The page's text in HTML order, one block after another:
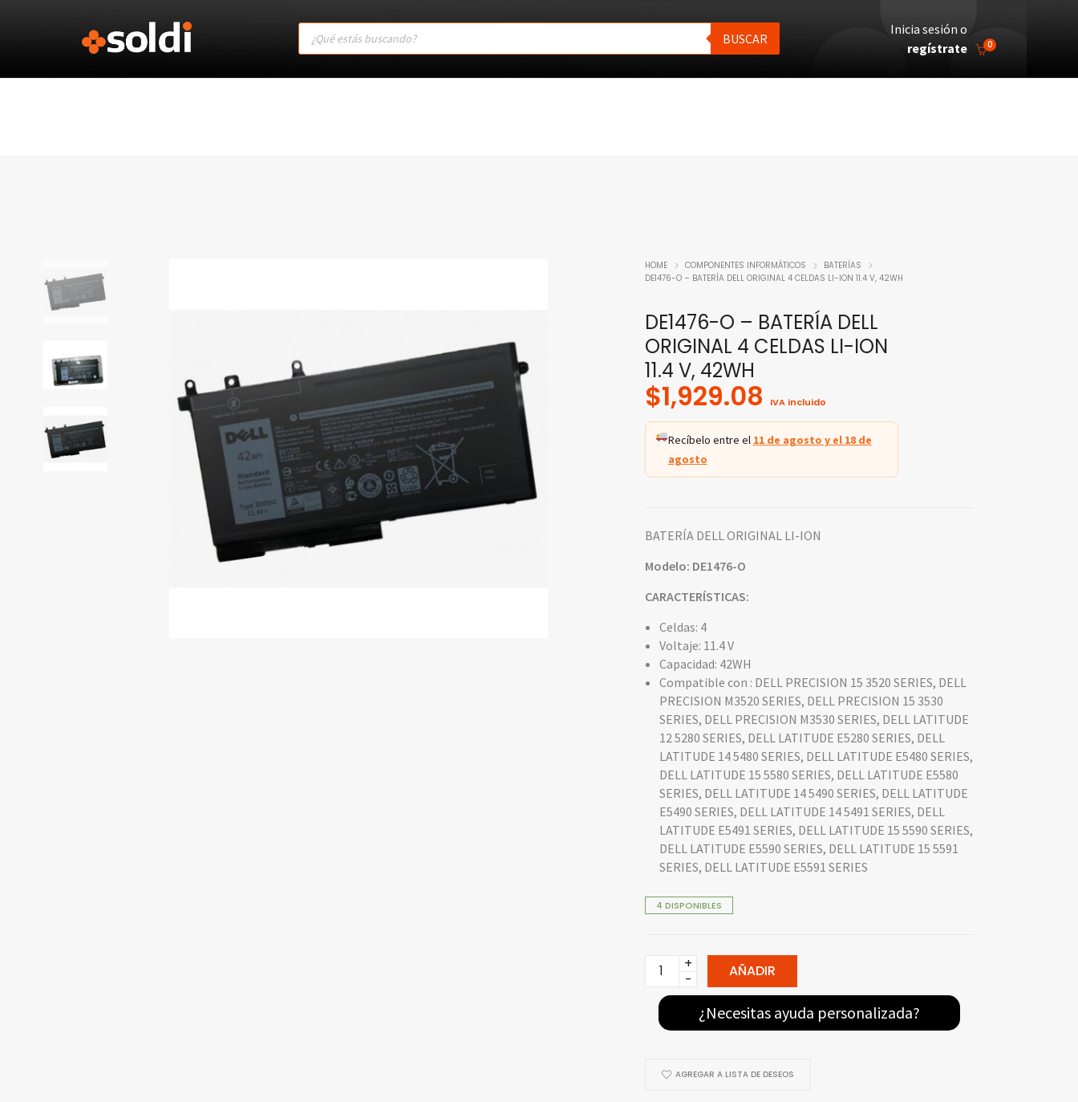
Products
search
BUSCAR
Inicia sesión o
regístrate
0
HOME COMPONENTES INFORMÁTICOS
BATERÍAS
DE1476-O – BATERÍA DELL ORIGINAL 4 CELDAS LI-ION 11.4 V, 42WH
DE1476-O – BATERÍA DELL
ORIGINAL 4 CELDAS LI-ION
11.4 V, 42WH
$1,929.08 IVA incluido
Recíbelo entre el 11 de agosto y el 18 de
agosto
BATERÍA DELL ORIGINAL LI-ION
Modelo: DE1476-O
CARACTERÍSTICAS:
Celdas: 4
Voltaje: 11.4 V
Capacidad: 42WH
Compatible con : DELL PRECISION 15 3520 SERIES, DELL
PRECISION M3520 SERIES, DELL PRECISION 15 3530
SERIES, DELL PRECISION M3530 SERIES, DELL LATITUDE
12 5280 SERIES, DELL LATITUDE E5280 SERIES, DELL
LATITUDE 14 5480 SERIES, DELL LATITUDE E5480 SERIES,
DELL LATITUDE 15 5580 SERIES, DELL LATITUDE E5580
SERIES, DELL LATITUDE 14 5490 SERIES, DELL LATITUDE
E5490 SERIES, DELL LATITUDE 14 5491 SERIES, DELL
LATITUDE E5491 SERIES, DELL LATITUDE 15 5590 SERIES,
DELL LATITUDE E5590 SERIES, DELL LATITUDE 15 5591
SERIES, DELL LATITUDE E5591 SERIES
4 DISPONIBLES
DE1476-
BATERÍA
AÑADIR
¿Necesitas ayuda personalizada?
AGREGAR A LISTA DE DESEOS